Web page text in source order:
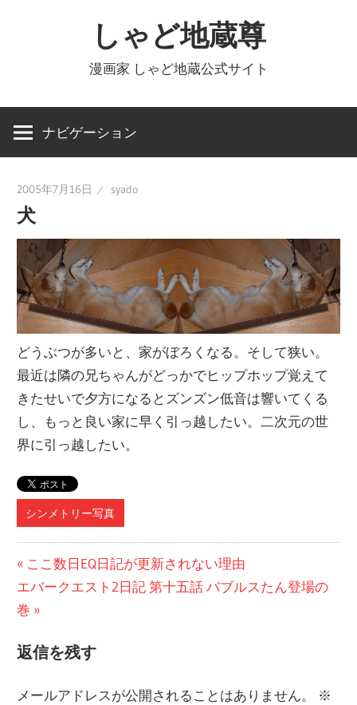
ツ
しゃど地蔵尊
漫画家 しゃど地蔵公式サイト
ナビゲーション
2005年7月16日 syado
犬
どうぶつが多いと、家がぼろくなる。そして狭い。
最近は隣の兄ちゃんがどっかでヒップホップ覚えて
きたせいで夕方になるとズンズン低音は響いてくる
し、もっと良い家に早く引っ越したい。二次元の世
界に引っ越したい。
シンメトリー写真
投
稿
ビ
ゲ
前
の
記
ここ数日EQ日記が更新されない理由
次
の
事:
エバークエスト2日記 第十五話 バブルスたん登場の
巻
返信を残す
メールアドレスが公開されることはありません。
※